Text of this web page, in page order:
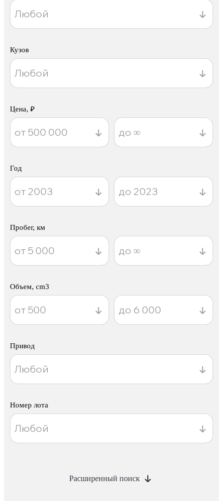
Кузов
Цена, ₽
Год
Пробег, км
Объем, cm3
Привод
Номер лота
Расширенный поиск